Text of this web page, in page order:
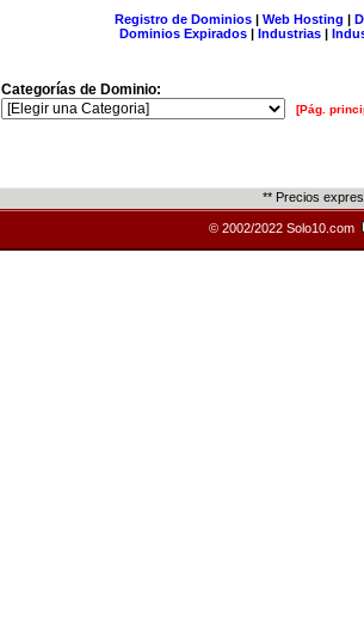
Registro de Dominios| Web Hosting |
Dominios Expirados | Industrias |
Categorías de Dominio:
[Pág.
** Precios
© 2002/2022 Solo10.com